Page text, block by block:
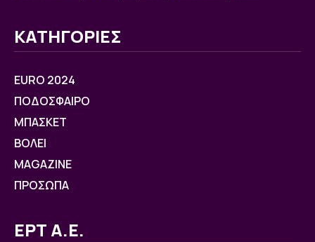
ΚΑΤΗΓΟΡΙΕΣ
EURO 2024
ΠΟΔΟΣΦΑΙΡΟ
ΜΠΑΣΚΕΤ
ΒOΛΕΙ
MAGAZINE
ΠΡΟΣΩΠΑ
ΕΡΤ Α.Ε.